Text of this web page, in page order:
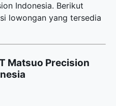
Indonesia. Berikut
lowongan yang tersedia
Matsuo Precision